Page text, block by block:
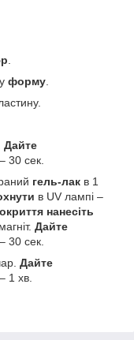
форму
Дайте
30 сек.
гель-лак в 1
в UV лампі –
нанесіть
Дайте
30 сек.
Дайте
1 хв.